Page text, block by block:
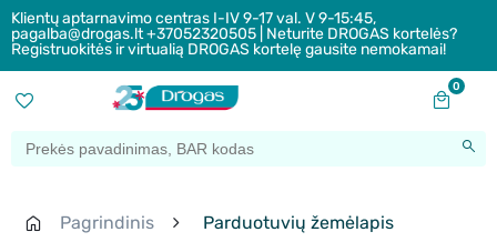
Klientų aptarnavimo centras I-IV 9-17 val. V 9-15:45,
pagalba@drogas.lt +37052320505 | Neturite DROGAS kortelės?
Registruokitės ir virtualią DROGAS kortelę gausite nemokamai!
0
Pagrindinis Parduotuvių žemėlapis